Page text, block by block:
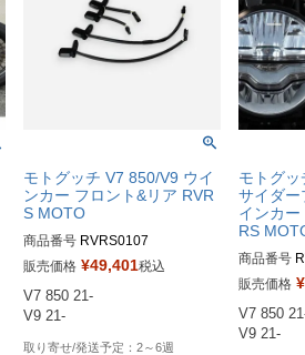
モトグッチ V7 850/V9 ウイ
ンカー フロント&リア RVR
S MOTO
商品番号 RVRS0107
販売価格 ¥49,401税込
V7 850 21-
V9 21-
2～6週
モトグッ
サイダー
インカ
RS
商品番号
販売価格 ¥
V7 850
V9 21-